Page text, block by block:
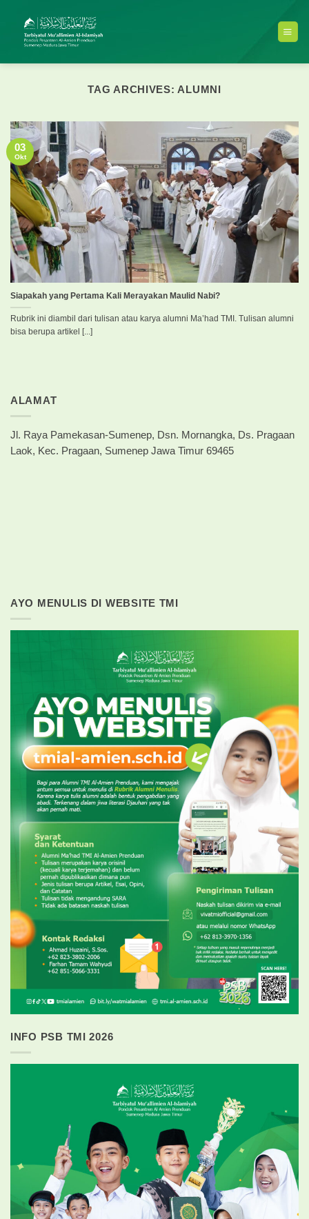
content
TAG ARCHIVES: ALUMNI
Siapakah yang Pertama Kali Merayakan Maulid Nabi?
Rubrik ini diambil dari tulisan atau karya alumni Ma’had TMI. Tulisan alumni
bisa berupa artikel [...]
03
Okt
ALAMAT
Jl. Raya Pamekasan-Sumenep, Dsn. Mornangka, Ds. Pragaan
Laok, Kec. Pragaan, Sumenep Jawa Timur 69465
AYO MENULIS DI WEBSITE TMI
INFO PSB TMI 2026